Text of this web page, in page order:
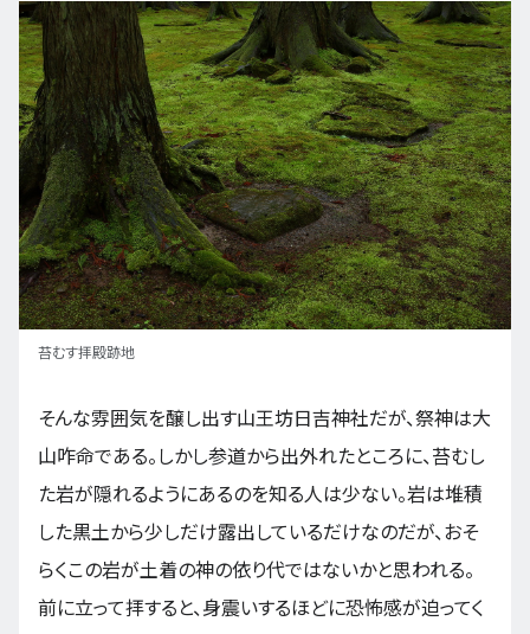
苔むす拝殿跡地
そんな雰囲気を醸し出す山王坊日吉神社だが、祭神は大
山咋命である。しかし参道から出外れたところに、苔むし
た岩が隠れるようにあるのを知る人は少ない。岩は堆積
した黒土から少しだけ露出しているだけなのだが、おそ
らくこの岩が土着の神の依り代ではないかと思われる。
前に立って拝すると、身震いするほどに恐怖感が迫ってく